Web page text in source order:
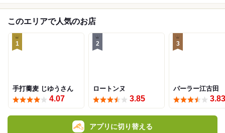
このエリアで人気のお店
1
手打蕎麦 じゆうさん
4.07
2
ロートンヌ
3.85
3
パーラー江古田
3.83
アプリに切り替える